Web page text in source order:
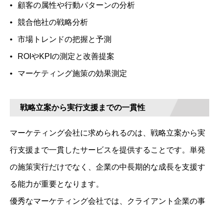
顧客の属性や行動パターンの分析
競合他社の戦略分析
市場トレンドの把握と予測
ROIやKPIの測定と改善提案
マーケティング施策の効果測定
戦略立案から実行支援までの一貫性
マーケティング会社に求められるのは、戦略立案から実
行支援まで一貫したサービスを提供することです。単発
の施策実行だけでなく、企業の中長期的な成長を支援す
る能力が重要となります。
優秀なマーケティング会社では、クライアント企業の事